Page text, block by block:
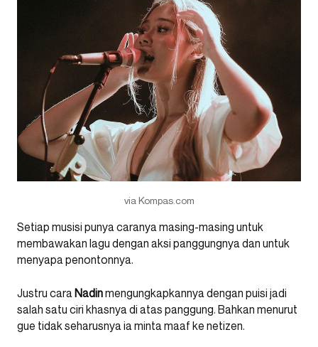
via Kompas.com
Setiap musisi punya caranya masing-masing untuk
membawakan lagu dengan aksi panggungnya dan untuk
menyapa penontonnya.
Justru cara Nadinmengungkapkannya dengan puisi jadi
salah satu ciri khasnya di atas panggung. Bahkan menurut
gue tidak seharusnya ia minta maaf ke netizen.